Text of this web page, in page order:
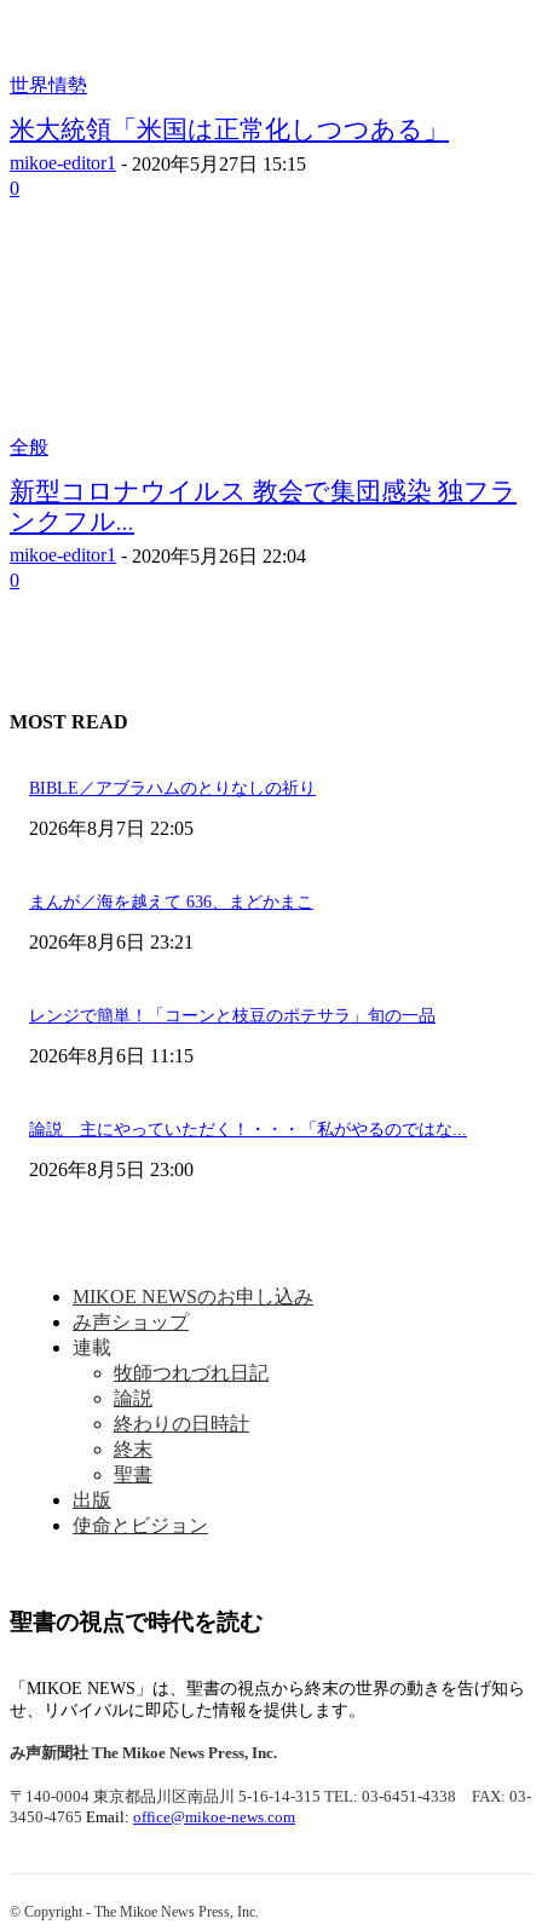
世界情勢
米大統領「米国は正常化しつつある」
mikoe-editor1 - 2020年5月27日 15:15
0
全般
新型コロナウイルス 教会で集団感染 独フラ
ンクフル...
mikoe-editor1 - 2020年5月26日 22:04
0
MOST READ
BIBLE／アブラハムのとりなしの祈り
2026年8月7日 22:05
まんが／海を越えて 636、まどかまこ
2026年8月6日 23:21
レンジで簡単！「コーンと枝豆のポテサラ」旬の一品
2026年8月6日 11:15
論説 主にやっていただく！・・・「私がやるのではな...
2026年8月5日 23:00
MIKOE NEWSのお申し込み
み声ショップ
連載
牧師つれづれ日記
論説
終わりの日時計
終末
聖書
出版
使命とビジョン
聖書の視点で時代を読む
「MIKOE NEWS」は、聖書の視点から終末の世界の動きを告げ知ら
せ、リバイバルに即応した情報を提供します。
み声新聞社 The Mikoe News Press, Inc.
〒140-0004 東京都品川区南品川 5-16-14-315 TEL: 03-6451-4338 FAX: 03-
3450-4765 Email: office@mikoe-news.com
© Copyright - The Mikoe News Press, Inc.